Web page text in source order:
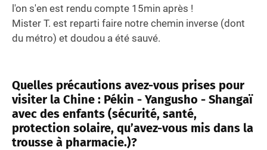
l'on s'en est rendu compte 15min après !
Mister T. est reparti faire notre chemin inverse (dont
du métro) et doudou a été sauvé.
Quelles précautions avez-vous prises pour
visiter la Chine : Pékin - Yangusho - Shangaï
avec des enfants (sécurité, santé,
protection solaire, qu’avez-vous mis dans la
trousse à pharmacie.)?